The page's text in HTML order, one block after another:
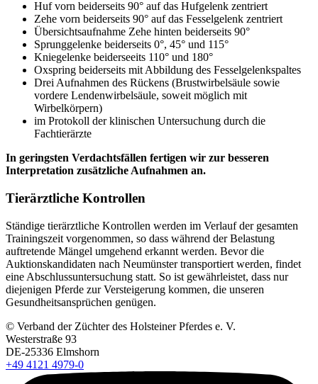
Huf vorn beiderseits 90° auf das Hufgelenk zentriert
Zehe vorn beiderseits 90° auf das Fesselgelenk zentriert
Übersichtsaufnahme Zehe hinten beiderseits 90°
Sprunggelenke beiderseits 0°, 45° und 115°
Kniegelenke beiderseeits 110° und 180°
Oxspring beiderseits mit Abbildung des Fesselgelenkspaltes
Drei Aufnahmen des Rückens (Brustwirbelsäule sowie
vordere Lendenwirbelsäule, soweit möglich mit
Wirbelkörpern)
im Protokoll der klinischen Untersuchung durch die
Fachtierärzte
In geringsten Verdachtsfällen fertigen wir zur besseren
Interpretation zusätzliche Aufnahmen an.
Tierärztliche Kontrollen
Ständige tierärztliche Kontrollen werden im Verlauf der gesamten
Trainingszeit vorgenommen, so dass während der Belastung
auftretende Mängel umgehend erkannt werden. Bevor die
Auktionskandidaten nach Neumünster transportiert werden, findet
eine Abschlussuntersuchung statt. So ist gewährleistet, dass nur
diejenigen Pferde zur Versteigerung kommen, die unseren
Gesundheitsansprüchen genügen.
© Verband der Züchter des Holsteiner Pferdes e. V.
Westerstraße 93
DE-25336 Elmshorn
+49 4121 4979-0